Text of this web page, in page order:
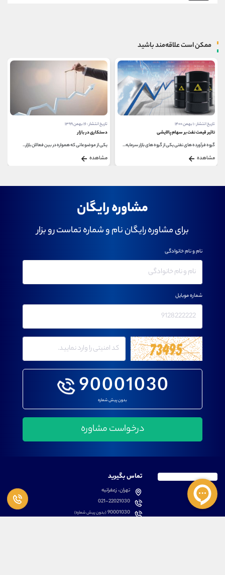
ممکن است علاقه‌مند باشید
تاریخ انتشار : ۱ بهمن ۱۴۰۰
تاثیر قیمت نفت بر سهام پالایشی
گروه فرآورده های نفتی یکی از گروه های بازار سرمایه...
مشاهده
تاریخ انتشار : ۱۶ بهمن ۱۳۹۹
دستکاری در بازار
یکی از موضوعاتی که همواره در بین فعالان بازار...
مشاهده
مشاوره رایگان
برای مشاوره رایگان نام و شماره تماست رو بزار
90001030
بدون پیش شماره
نام و نام خانوادگی
شماره موبایل
تماس بگیرید
تهران، زعفرانیه
021-22021030
90001030(بدون پیش شماره)